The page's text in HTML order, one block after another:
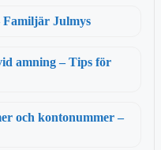
Familjär Julmys
amning – Tips för
och kontonummer –